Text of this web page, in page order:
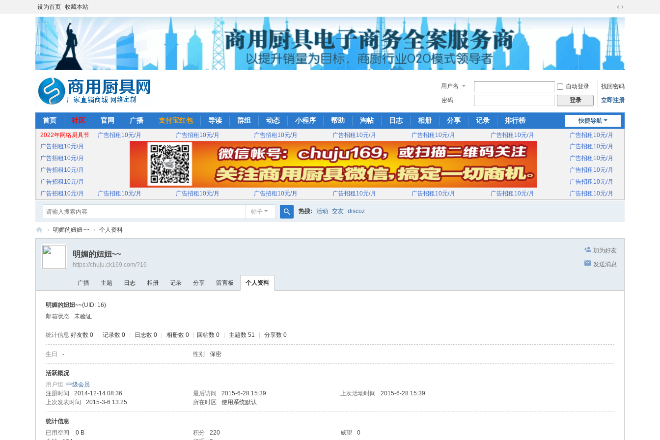
设为首页 收藏本站
切
换
到
宽
版
用户名 自动登录
找回密码
密码
登录 立即注册
快捷导航
首页 社区 官网 广播 支付宝红包 导读 群组 动态 小程序 帮助 淘帖 日志 相册 分享 记录 排行榜
2022年网络厨具节 广告招租10元/月 广告招租10元/月 广告招租10元/月 广告招租10元/月 广告招租10元/月 广告招租10元/月
广告招租10元/月
广告招租10元/月
4 5 6
广告招租10元/月
广告招租10元/月
广告招租10元/月
广告招租10元/月
广告招租10元/月
广告招租10元/月
广告招租10元/月
广告招租10元/月
广告招租10元/月 广告招租10元/月 广告招租10元/月 广告招租10元/月 广告招租10元/月 广告招租10元/月 广告招租10元/月
帖子
索
热搜: 活动 交友 discuz
商
厨
› 明媚的妞妞~~ › 个人资料
加为好友
发送消息
明媚的妞妞~~
https://chuju.ck169.com/?16
广播 主题 日志 相册 记录 分享 留言板 个人资料
明媚的妞妞~~(UID: 16)
邮箱状态
未验证
统计信息 好友数 0 记录数 0 日志数 0 相册数 0 回帖数 0 主题数 51 分享数 0
生日 - 性别 保密
活跃概况
用户组 中级会员
注册时间
2014-12-14 08:36 最后访问 2015-6-28 15:39 上次活动时间
2015-6-28 15:39
上次发表时间
2015-3-6 13:25 所在时区 使用系统默认
统计信息
已用空间
0 B 积分 220 威望
0